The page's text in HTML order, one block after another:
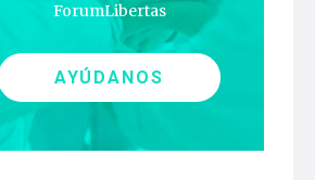
ForumLibertas
AYÚDANOS